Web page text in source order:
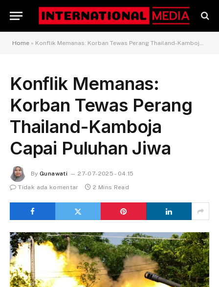
Home » Konflik Memanas: Korban Tewas Perang Thailand-Kamboja Capai Puluhan Jiwa
Konflik Memanas:
Korban Tewas Perang
Thailand-Kamboja
Capai Puluhan Jiwa
By Gunawati
27-07-2025 - 04.15
Tidak ada komentar
2 Mins Read